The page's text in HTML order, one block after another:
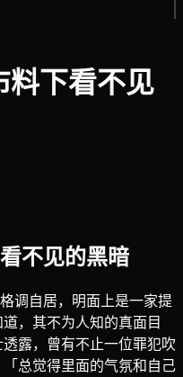
料下看不见
不见的黑暗
调自居，明面上是一家提
，其不为人知的真面目
露，曾有不止一位罪犯吹
总觉得里面的气氛和自己